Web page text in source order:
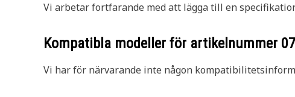
Vi arbetar fortfarande med att lägga till en
Kompatibla modeller för artikelnummer
Vi har för närvarande inte någon